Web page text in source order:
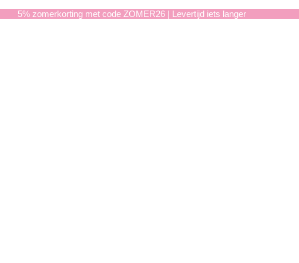
5% zomerkorting met code ZOMER26 | Levertijd iets langer